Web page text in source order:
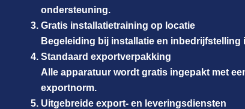
ondersteuning.
Gratis installatietraining op locatie
Begeleiding bij installatie en inbedrijfstelling
Standaard exportverpakking
Alle apparatuur wordt gratis ingepakt met
exportnorm.
Uitgebreide export- en leveringsdiensten